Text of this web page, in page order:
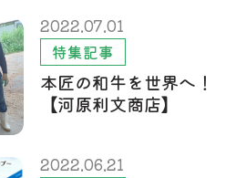
2022.07.01
特集記事
本匠の和牛を世界へ！
【河原利文商店】
2022.06.21